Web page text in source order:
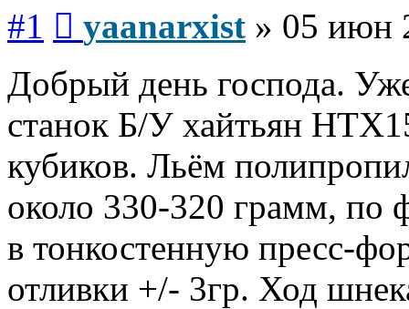
#1 yaanarxist » 05 июн
Добрый день господа.
станок Б/У хайтьян
кубиков. Льём
около 330-320 грамм, по
в тонкостенную пресс-
отливки +/- 3гр. Ход